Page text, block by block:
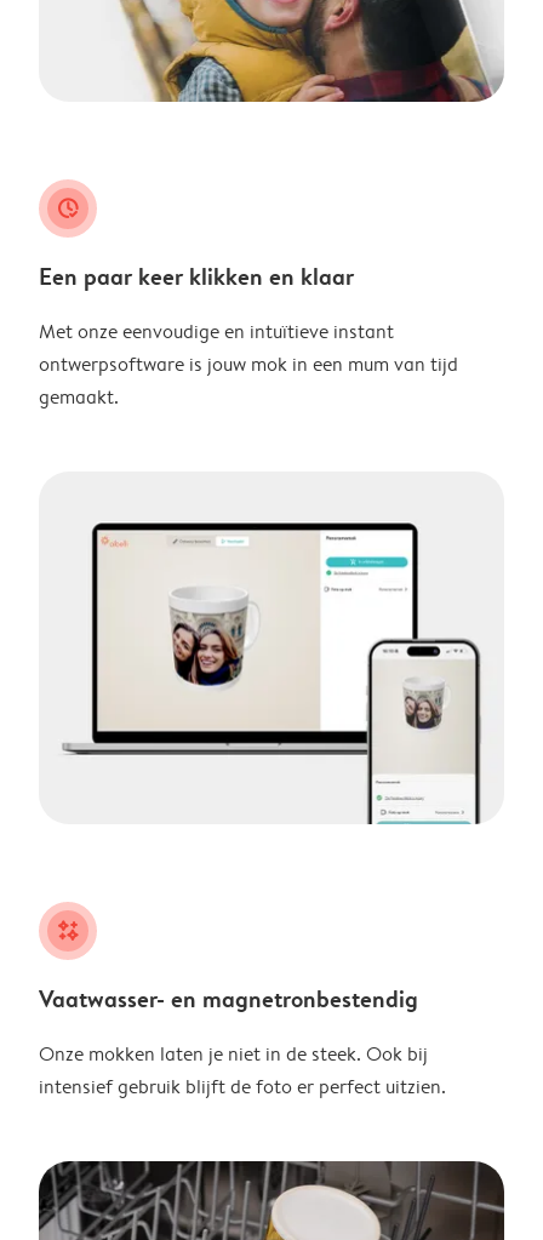
clock_check
Een paar keer klikken en klaar
Met onze eenvoudige en intuïtieve instant
ontwerpsoftware is jouw mok in een mum van tijd
gemaakt.
night
Vaatwasser- en magnetronbestendig
Onze mokken laten je niet in de steek. Ook bij
intensief gebruik blijft de foto er perfect uitzien.